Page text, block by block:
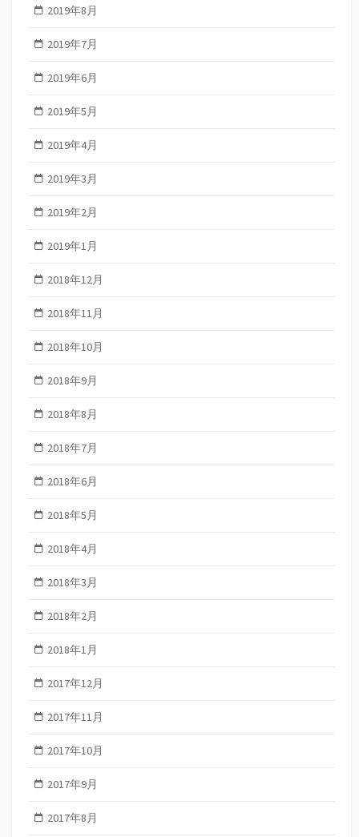
2019年8月
2019年7月
2019年6月
2019年5月
2019年4月
2019年3月
2019年2月
2019年1月
2018年12月
2018年11月
2018年10月
2018年9月
2018年8月
2018年7月
2018年6月
2018年5月
2018年4月
2018年3月
2018年2月
2018年1月
2017年12月
2017年11月
2017年10月
2017年9月
2017年8月